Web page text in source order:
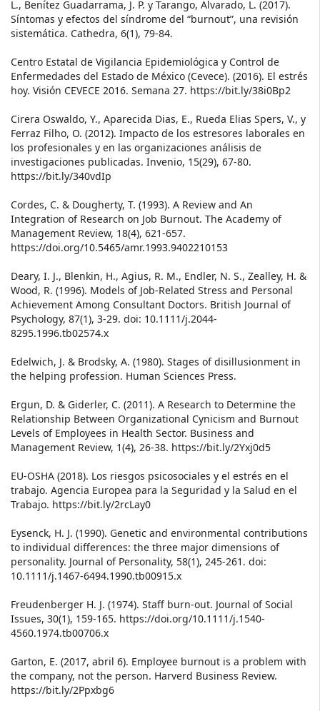
L., Benítez Guadarrama, J. P. y Tarango, Alvarado, L. (2017).
Síntomas y efectos del síndrome del “burnout”, una revisión
sistemática. Cathedra, 6(1), 79-84.
Centro Estatal de Vigilancia Epidemiológica y Control de
Enfermedades del Estado de México (Cevece). (2016). El estrés
hoy. Visión CEVECE 2016. Semana 27. https://bit.ly/38i0Bp2
Cirera Oswaldo, Y., Aparecida Dias, E., Rueda Elias Spers, V., y
Ferraz Filho, O. (2012). Impacto de los estresores laborales en
los profesionales y en las organizaciones análisis de
investigaciones publicadas. Invenio, 15(29), 67-80.
https://bit.ly/340vdIp
Cordes, C. & Dougherty, T. (1993). A Review and An
Integration of Research on Job Burnout. The Academy of
Management Review, 18(4), 621-657.
https://doi.org/10.5465/amr.1993.9402210153
Deary, I. J., Blenkin, H., Agius, R. M., Endler, N. S., Zealley, H. &
Wood, R. (1996). Models of Job-Related Stress and Personal
Achievement Among Consultant Doctors. British Journal of
Psychology, 87(1), 3-29. doi: 10.1111/j.2044-
8295.1996.tb02574.x
Edelwich, J. & Brodsky, A. (1980). Stages of disillusionment in
the helping profession. Human Sciences Press.
Ergun, D. & Giderler, C. (2011). A Research to Determine the
Relationship Between Organizational Cynicism and Burnout
Levels of Employees in Health Sector. Business and
Management Review, 1(4), 26-38. https://bit.ly/2Yxj0d5
EU-OSHA (2018). Los riesgos psicosociales y el estrés en el
trabajo. Agencia Europea para la Seguridad y la Salud en el
Trabajo. https://bit.ly/2rcLay0
Eysenck, H. J. (1990). Genetic and environmental contributions
to individual differences: the three major dimensions of
personality. Journal of Personality, 58(1), 245-261. doi:
10.1111/j.1467-6494.1990.tb00915.x
Freudenberger H. J. (1974). Staff burn-out. Journal of Social
Issues, 30(1), 159-165. https://doi.org/10.1111/j.1540-
4560.1974.tb00706.x
Garton, E. (2017, abril 6). Employee burnout is a problem with
the company, not the person. Harverd Business Review.
https://bit.ly/2Ppxbg6